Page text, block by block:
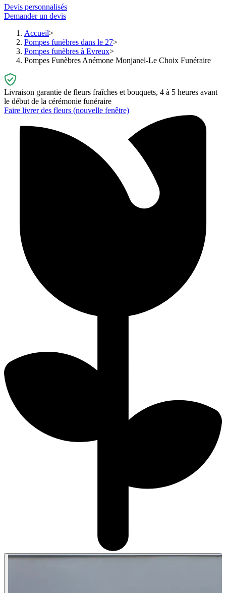
Devis personnalisés
Demander un devis
Accueil
Pompes funèbres dans le 27
Pompes funèbres à Evreux
Pompes Funèbres Anémone Monjanel-Le Choix Funéraire
Livraison garantie de fleurs fraîches et bouquets, 4 à 5 heures avant
le début de la cérémonie funéraire
Faire livrer des fleurs (nouvelle fenêtre)